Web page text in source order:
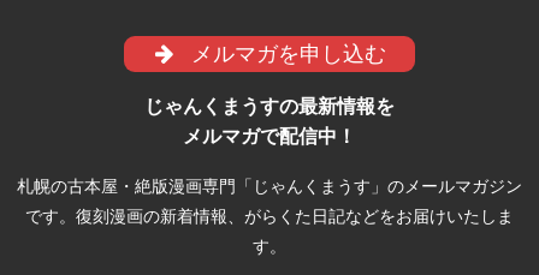
メルマガを申し込む
じゃんくまうすの最新情報を
メルマガで配信中！
札幌の古本屋・絶版漫画専門「じゃんくまうす」のメールマガジン
です。復刻漫画の新着情報、がらくた日記などをお届けいたしま
す。